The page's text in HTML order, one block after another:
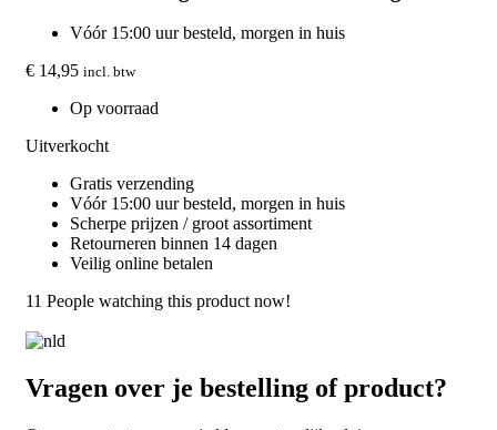
Vóór 15:00 uur besteld, morgen in huis
€ 14,95 incl. btw
Op voorraad
Uitverkocht
Gratis verzending
Vóór 15:00 uur besteld, morgen in huis
Scherpe prijzen / groot assortiment
Retourneren binnen 14 dagen
Veilig online betalen
11 People watching this product now!
Vragen over je bestelling of product?